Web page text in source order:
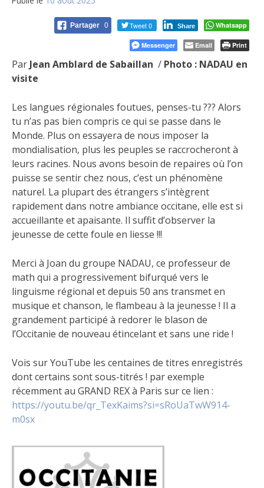
Partager 0 Tweet 0 Share Whatsapp
Messenger Email Print
Par Jean Amblard de Sabaillan / Photo : NADAU en
visite
Les langues régionales foutues, penses-tu ??? Alors
tu n’as pas bien compris ce qui se passe dans le
Monde. Plus on essayera de nous imposer la
mondialisation, plus les peuples se raccrocheront à
leurs racines. Nous avons besoin de repaires où l’on
puisse se sentir chez nous, c’est un phénomène
naturel. La plupart des étrangers s’intègrent
rapidement dans notre ambiance occitane, elle est si
accueillante et apaisante. Il suffit d’observer la
jeunesse de cette foule en liesse !!!
Merci à Joan du groupe NADAU, ce professeur de
math qui a progressivement bifurqué vers le
linguisme régional et depuis 50 ans transmet en
musique et chanson, le flambeau à la jeunesse ! Il a
grandement participé à redorer le blason de
l’Occitanie de nouveau étincelant et sans une ride !
Vois sur YouTube les centaines de titres enregistrés
dont certains sont sous-titrés ! par exemple
récemment au GRAND REX à Paris sur ce lien :
https://youtu.be/qr_TexKaims?si=sRoUaTwW914-
m0sx